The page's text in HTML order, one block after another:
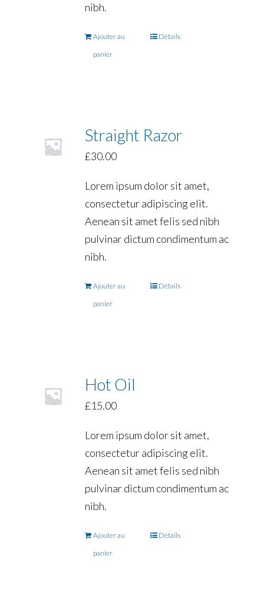
nibh.
Ajouter au
panier
Détails
Straight Razor
£30.00
Lorem ipsum dolor sit amet,
consectetur adipiscing elit.
Aenean sit amet felis sed nibh
pulvinar dictum condimentum ac
nibh.
Ajouter au
panier
Détails
Hot Oil
£15.00
Lorem ipsum dolor sit amet,
consectetur adipiscing elit.
Aenean sit amet felis sed nibh
pulvinar dictum condimentum ac
nibh.
Ajouter au
panier
Détails